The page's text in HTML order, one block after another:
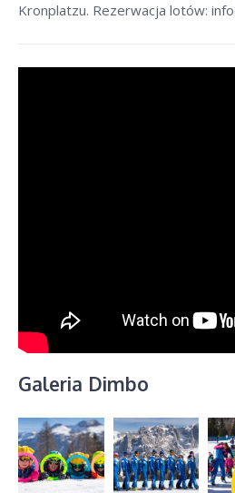
Kronplatzu. Rezerwacja lotów:
Galeria Dimbo